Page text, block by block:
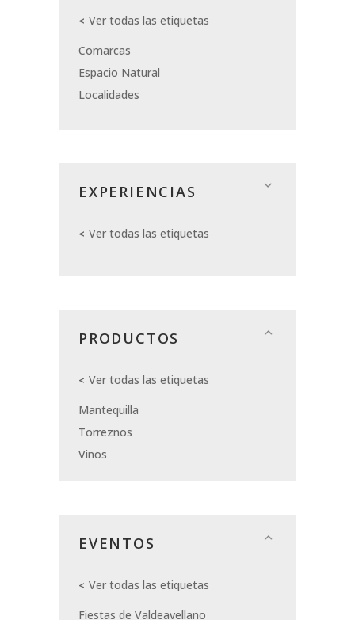
Ver todas las etiquetas
Comarcas
Espacio Natural
Localidades
EXPERIENCIAS
Ver todas las etiquetas
PRODUCTOS
Ver todas las etiquetas
Mantequilla
Torreznos
Vinos
EVENTOS
Ver todas las etiquetas
Fiestas de Valdeavellano